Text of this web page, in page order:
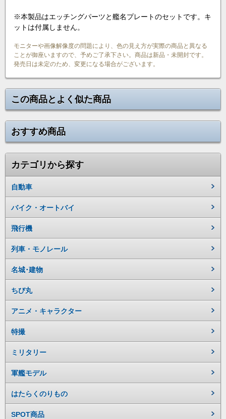
※本製品はエッチングパーツと艦名プレートのセットです。キ
ットは付属しません。
モニターや画像解像度の問題により、色の見え方が実際の商品と異なる
ことが御座いますので、予めご了承下さい。商品は新品・未開封です。
発売日は未定のため、変更になる場合がございます。
この商品とよく似た商品
おすすめ商品
カテゴリから探す
自動車
バイク・オートバイ
飛行機
列車・モノレール
名城･建物
ちび丸
アニメ・キャラクター
特撮
ミリタリー
軍艦モデル
はたらくのりもの
SPOT商品